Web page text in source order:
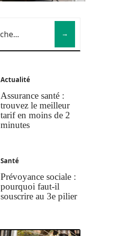
Actualité
Assurance santé :
trouvez le meilleur
tarif en moins de 2
minutes
Santé
Prévoyance sociale :
pourquoi faut-il
souscrire au 3e pilier